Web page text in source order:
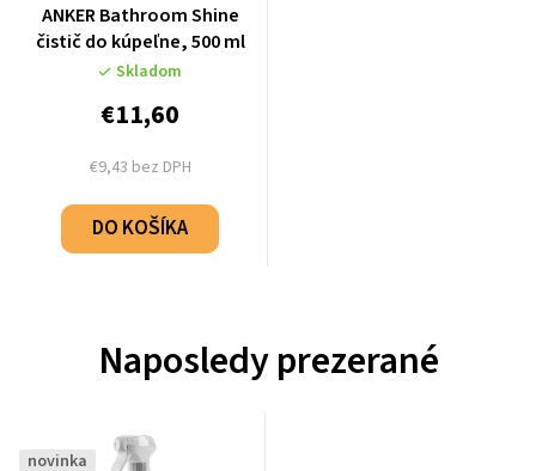
ANKER Bathroom Shine
čistič do kúpeľne, 500 ml
Skladom
€9,43 bez DPH
€11,60
DO KOŠÍKA
Naposledy prezerané
novinka